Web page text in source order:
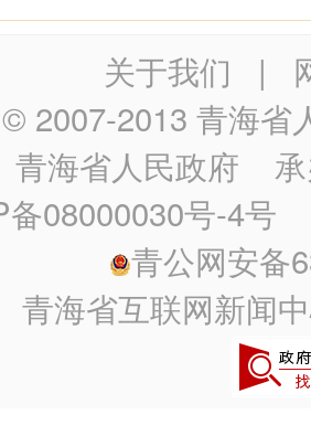
关于我们 |
2007-2013 青海省
青海省人民政府 承
备08000030号-4号
青公网安备
青海省互联网新闻